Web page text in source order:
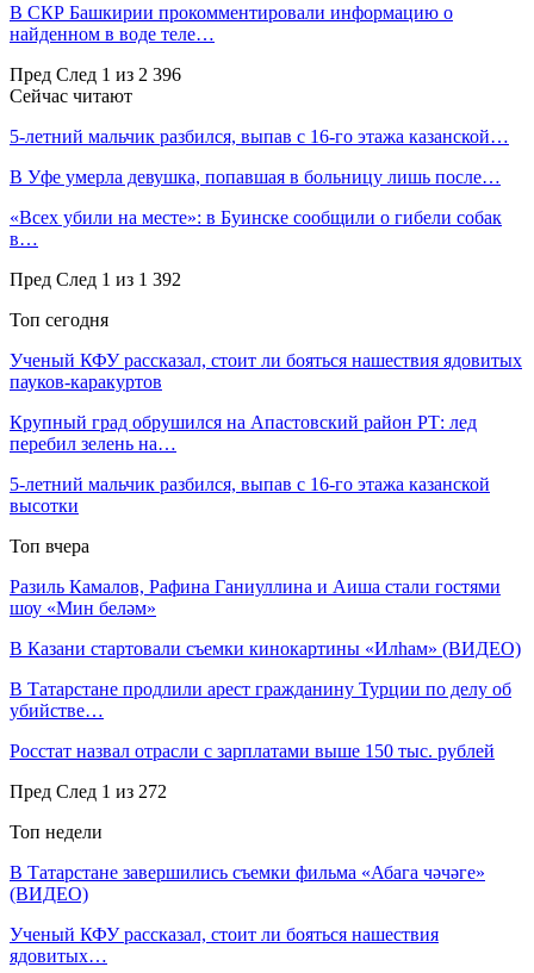
В СКР Башкирии прокомментировали информацию о
найденном в воде теле…
Пред След 1 из 2 396
Сейчас читают
5-летний мальчик разбился, выпав с 16-го этажа казанской…
В Уфе умерла девушка, попавшая в больницу лишь после…
«Всех убили на месте»: в Буинске сообщили о гибели собак
в…
Пред След 1 из 1 392
Топ сегодня
Ученый КФУ рассказал, стоит ли бояться нашествия ядовитых
пауков-каракуртов
Крупный град обрушился на Апастовский район РТ: лед
перебил зелень на…
5-летний мальчик разбился, выпав с 16-го этажа казанской
высотки
Топ вчера
Разиль Камалов, Рафина Ганиуллина и Аиша стали гостями
шоу «Мин беләм»
В Казани стартовали съемки кинокартины «Илhам» (ВИДЕО)
В Татарстане продлили арест гражданину Турции по делу об
убийстве…
Росстат назвал отрасли с зарплатами выше 150 тыс. рублей
Пред След 1 из 272
Топ недели
В Татарстане завершились съемки фильма «Абага чәчәге»
(ВИДЕО)
Ученый КФУ рассказал, стоит ли бояться нашествия
ядовитых…